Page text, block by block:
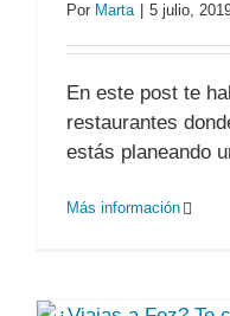
Por Marta 5 julio,
En este post te
restaurantes
estás planeando
Más información